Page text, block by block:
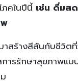
ภคในปีนี้ เช่น ดื่มส
าสร้างสีสันกับชีวิต
ารรักษาสุขภาพแ